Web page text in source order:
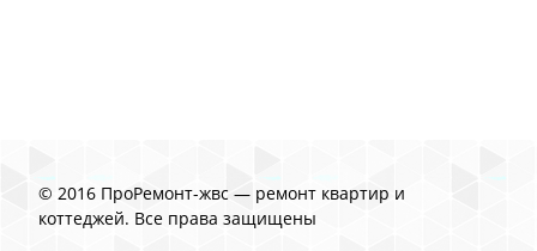
© 2016 ПроРемонт-жвс — ремонт квартир и
коттеджей. Все права защищены